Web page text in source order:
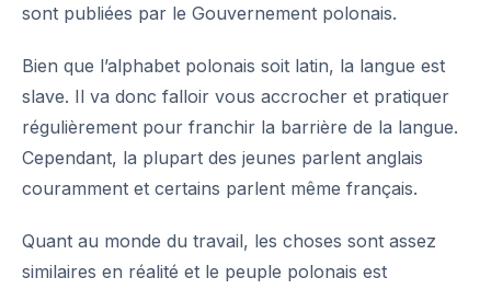
sont publiées par le Gouvernement polonais.
Bien que l’alphabet polonais soit latin, la langue est
slave. Il va donc falloir vous accrocher et pratiquer
régulièrement pour franchir la barrière de la langue.
Cependant, la plupart des jeunes parlent anglais
couramment et certains parlent même français.
Quant au monde du travail, les choses sont assez
similaires en réalité et le peuple polonais est